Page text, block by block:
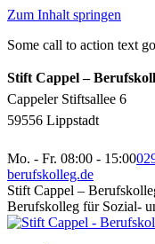
Zum Inhalt springen
Some call to action text
Stift Cappel –
Cappeler Stiftsallee 6
59556 Lippstadt
Mo. - Fr. 08:00 - 15:00
berufskolleg.de
Stift Cappel –
Berufskolleg für Sozial-